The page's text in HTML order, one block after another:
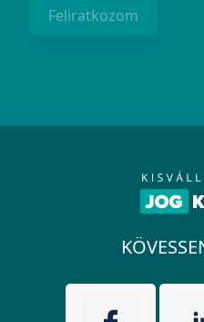
Feliratkozom